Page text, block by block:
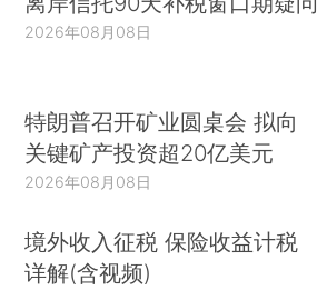
2026年08月08日
特朗普召开矿业圆桌会 拟向
关键矿产投资超20亿美元
2026年08月08日
境外收入征税 保险收益计税
详解(含视频)